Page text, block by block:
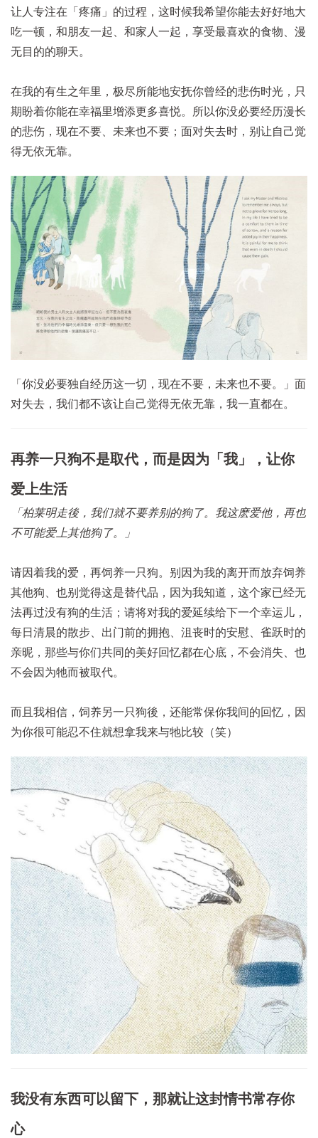
让人专注在「疼痛」的过程，这时候我希望你能去好好地大
吃一顿，和朋友一起、和家人一起，享受最喜欢的食物、漫
无目的的聊天。
在我的有生之年里，极尽所能地安抚你曾经的悲伤时光，只
期盼着你能在幸福里增添更多喜悦。所以你没必要经历漫长
的悲伤，现在不要、未来也不要；面对失去时，别让自己觉
得无依无靠。
「你没必要独自经历这一切，现在不要，未来也不要。」面
对失去，我们都不该让自己觉得无依无靠，我一直都在。
再养一只狗不是取代，而是因为「我」，让你
爱上生活
「柏莱明走後，我们就不要养别的狗了。我这麽爱他，再也
不可能爱上其他狗了。」
请因着我的爱，再饲养一只狗。别因为我的离开而放弃饲养
其他狗、也别觉得这是替代品，因为我知道，这个家已经无
法再过没有狗的生活；请将对我的爱延续给下一个幸运儿，
每日清晨的散步、出门前的拥抱、沮丧时的安慰、雀跃时的
亲昵，那些与你们共同的美好回忆都在心底，不会消失、也
不会因为牠而被取代。
而且我相信，饲养另一只狗後，还能常保你我间的回忆，因
为你很可能忍不住就想拿我来与牠比较（笑）
我没有东西可以留下，那就让这封情书常存你
心